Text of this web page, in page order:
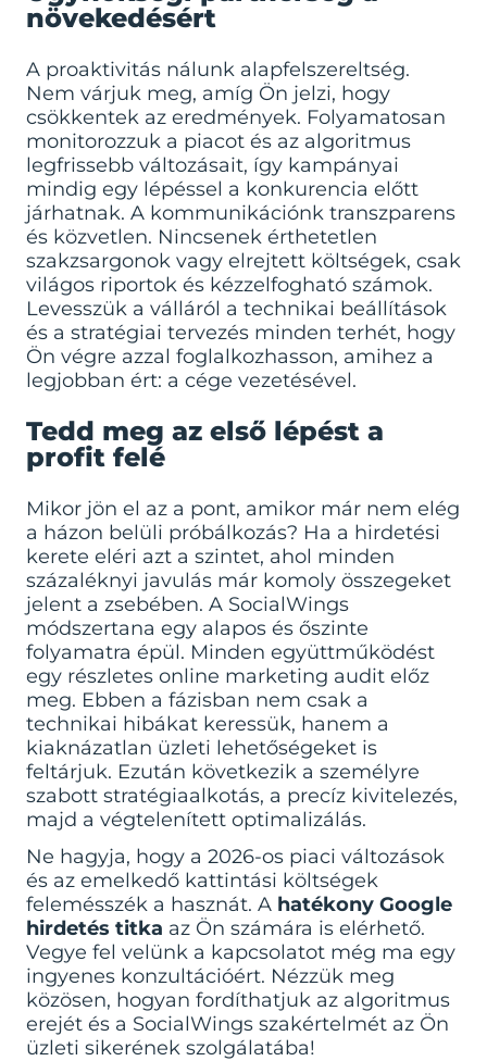
növekedésért
A proaktivitás nálunk alapfelszereltség.
Nem várjuk meg, amíg Ön jelzi, hogy
csökkentek az eredmények. Folyamatosan
monitorozzuk a piacot és az algoritmus
legfrissebb változásait, így kampányai
mindig egy lépéssel a konkurencia előtt
járhatnak. A kommunikációnk transzparens
és közvetlen. Nincsenek érthetetlen
szakzsargonok vagy elrejtett költségek, csak
világos riportok és kézzelfogható számok.
Levesszük a válláról a technikai beállítások
és a stratégiai tervezés minden terhét, hogy
Ön végre azzal foglalkozhasson, amihez a
legjobban ért: a cége vezetésével.
Tedd meg az első lépést a
profit felé
Mikor jön el az a pont, amikor már nem elég
a házon belüli próbálkozás? Ha a hirdetési
kerete eléri azt a szintet, ahol minden
százaléknyi javulás már komoly összegeket
jelent a zsebében. A SocialWings
módszertana egy alapos és őszinte
folyamatra épül. Minden együttműködést
egy részletes online marketing audit előz
meg. Ebben a fázisban nem csak a
technikai hibákat keressük, hanem a
kiaknázatlan üzleti lehetőségeket is
feltárjuk. Ezután következik a személyre
szabott stratégiaalkotás, a precíz kivitelezés,
majd a végtelenített optimalizálás.
Ne hagyja, hogy a 2026-os piaci változások
és az emelkedő kattintási költségek
felemésszék a hasznát. A hatékony Google
hirdetés titka az Ön számára is elérhető.
Vegye fel velünk a kapcsolatot még ma egy
ingyenes konzultációért. Nézzük meg
közösen, hogyan fordíthatjuk az algoritmus
erejét és a SocialWings szakértelmét az Ön
üzleti sikerének szolgálatába!